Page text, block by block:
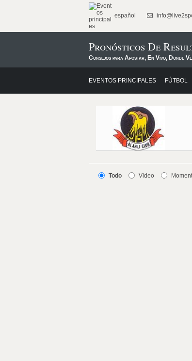
español
Pronósticos De
Consejos para Apostar, En Vivo, Dónde
EVENTOS PRINCIPALES FÚTBOL
Todo Video